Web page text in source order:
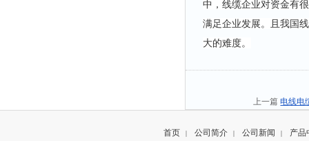
中，线缆企业对资金有
满足企业发展。且我国
大的难度。
上一篇 电线电
首页 | 公司简介 | 公司新闻 | 产品